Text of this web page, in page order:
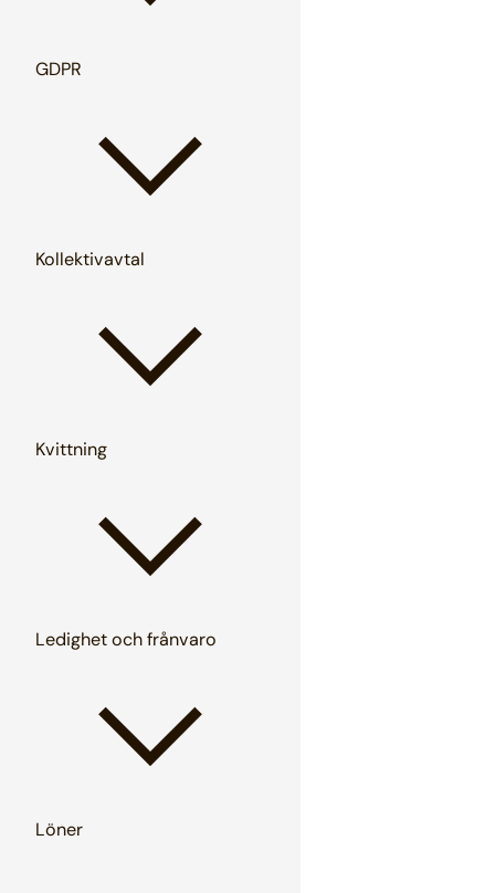
GDPR
Kollektivavtal
Kvittning
Ledighet och frånvaro
Löner